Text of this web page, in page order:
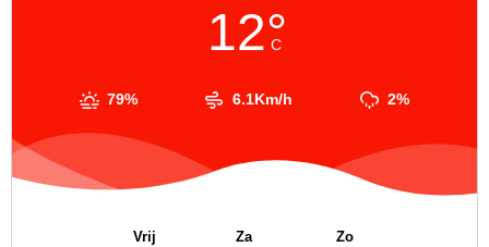
12°
C
79% 6.1Km/h 2%
Vrij Za Zo